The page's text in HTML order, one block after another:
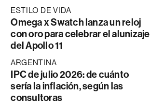
ESTILO DE VIDA
Omega x Swatch lanza un reloj
con oro para celebrar el alunizaje
del Apollo 11
ARGENTINA
IPC de julio 2026: de cuánto
sería la inflación, según las
consultoras